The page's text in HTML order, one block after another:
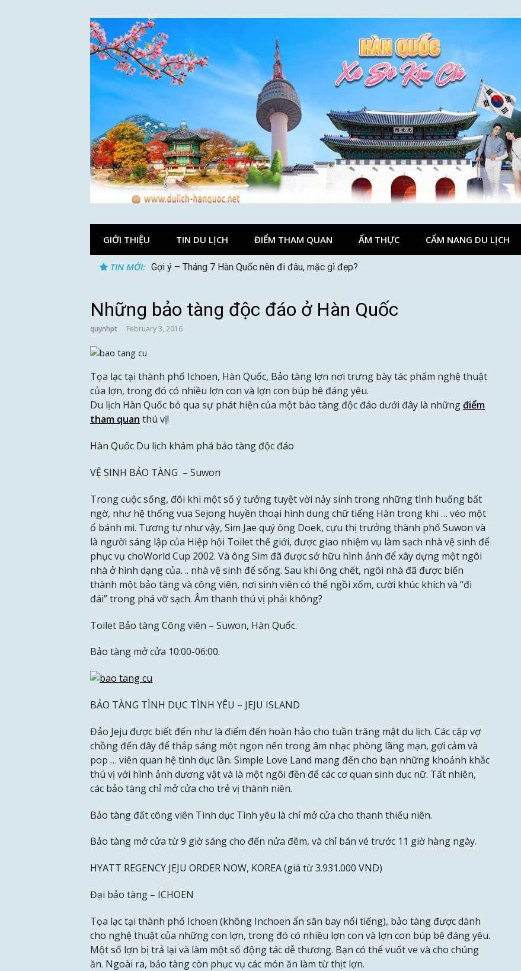
GIỚI THIỆU TIN DU LỊCH ĐIỂM THAM QUAN ẨM THỰC CẨM NANG DU LỊCH
TIN MỚI: Gợi ý – Tháng 7 Hàn Quốc nên đi đâu, mặc gì đẹp?
Những bảo tàng độc đáo ở Hàn Quốc
quynhpt February 3, 2016
Tọa lạc tại thành phố Ichoen, Hàn Quốc, Bảo tàng lợn nơi trưng bày tác phẩm nghệ thuật
của lợn, trong đó có nhiều lợn con và lợn con búp bê đáng yêu.
Du lịch Hàn Quốc bỏ qua sự phát hiện của một bảo tàng độc đáo dưới đây là nhữngđiểm
tham quan thú vị!
Hàn Quốc Du lịch khám phá bảo tàng độc đáo
VỆ SINH BẢO TÀNG – Suwon
Trong cuộc sống, đôi khi một số ý tưởng tuyệt vời nảy sinh trong những tình huống bất
ngờ, như hệ thống vua Sejong huyền thoại hình dung chữ tiếng Hàn trong khi … véo một
ổ bánh mì. Tương tự như vậy, Sim Jae quý ông Doek, cựu thị trưởng thành phố Suwon và
là người sáng lập của Hiệp hội Toilet thế giới, được giao nhiệm vụ làm sạch nhà vệ sinh để
phục vụ choWorld Cup 2002. Và ông Sim đã được sở hữu hình ảnh để xây dựng một ngôi
nhà ở hình dạng của. .. nhà vệ sinh để sống. Sau khi ông chết, ngôi nhà đã được biến
thành một bảo tàng và công viên, nơi sinh viên có thể ngồi xổm, cười khúc khích và “đi
đái” trong phá vỡ sạch. Âm thanh thú vị phải không?
Toilet Bảo tàng Công viên – Suwon, Hàn Quốc.
Bảo tàng mở cửa 10:00-06:00.
BẢO TÀNG TÌNH DỤC TÌNH YÊU – JEJU ISLAND
Đảo Jeju được biết đến như là điểm đến hoàn hảo cho tuần trăng mật du lịch. Các cặp vợ
chồng đến đây để thắp sáng một ngọn nến trong âm nhạc phòng lãng mạn, gợi cảm và
pop … viên quan hệ tình dục lần. Simple Love Land mang đến cho bạn những khoảnh khắc
thú vị với hình ảnh dương vật và là một ngôi đền để các cơ quan sinh dục nữ. Tất nhiên,
các bảo tàng chỉ mở cửa cho trẻ vị thành niên.
Bảo tàng đất công viên Tình dục Tình yêu là chỉ mở cửa cho thanh thiếu niên.
Bảo tàng mở cửa từ 9 giờ sáng cho đến nửa đêm, và chỉ bán vé trước 11 giờ hàng ngày.
HYATT REGENCY JEJU ORDER NOW, KOREA (giá từ 3.931.000 VND)
Đại bảo tàng – ICHOEN
Tọa lạc tại thành phố Ichoen (không Inchoen ẩn sân bay nổi tiếng), bảo tàng được dành
cho nghệ thuật của những con lợn, trong đó có nhiều lợn con và lợn con búp bê đáng yêu.
Một số lợn bị trả lại và làm một số động tác dễ thương. Bạn có thể vuốt ve và cho chúng
ăn. Ngoài ra, bảo tàng còn phục vụ các món ăn làm từ thịt lợn.